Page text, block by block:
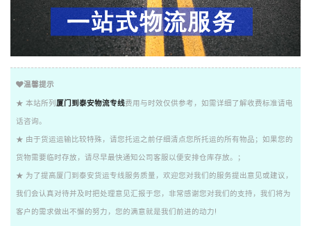
温馨提示
★ 本站所列 厦门到泰安物流专线费用与时效仅供参考，如需详细了解收费标准请电
话咨询。
★ 由于货运运输比较特殊，请您托运之前仔细清点您所托运的所有物品；如果您的
货物需要临时存放，请尽早最快通知公司客服以便安排仓库存放。；
★ 为了提高厦门到泰安货运专线服务质量，欢迎您对我们的服务提出意见或建议，
我们会认真对待并及时把处理意见汇报于您，非常感谢您对我们的支持，我们将为
客户的需求做出不懈的努力，您的满意就是我们前进的动力!